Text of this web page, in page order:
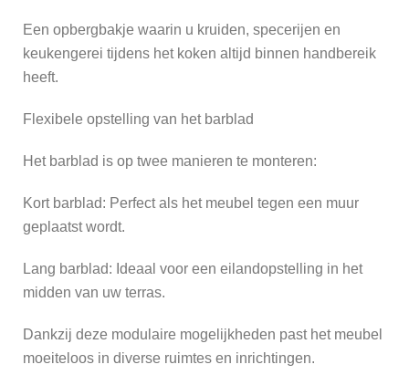
Een opbergbakje waarin u kruiden, specerijen en
keukengerei tijdens het koken altijd binnen handbereik
heeft.
Flexibele opstelling van het barblad
Het barblad is op twee manieren te monteren:
Kort barblad: Perfect als het meubel tegen een muur
geplaatst wordt.
Lang barblad: Ideaal voor een eilandopstelling in het
midden van uw terras.
Dankzij deze modulaire mogelijkheden past het meubel
moeiteloos in diverse ruimtes en inrichtingen.